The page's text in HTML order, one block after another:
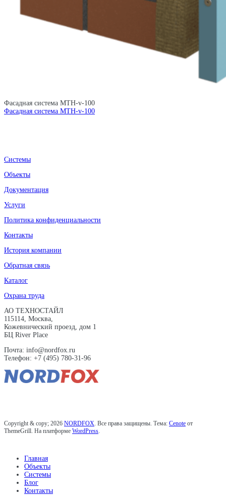
Фасадная система MTH-v-100
Фасадная система MTH-v-100
Системы
Объекты
Документация
Услуги
Политика конфиденциальности
Контакты
История компании
Обратная связь
Каталог
Охрана труда
АО ТЕХНОСТАЙЛ
115114, Москва,
Кожевнический проезд, дом 1
БЦ River Place
Почта: info@nordfox.ru
Телефон: +7 (495) 780-31-96
Copyright & copy; 2026 NORDFOX. Все права защищены. Тема: Cenote от
ThemeGrill. На платформе WordPress.
Главная
Объекты
Системы
Блог
Контакты